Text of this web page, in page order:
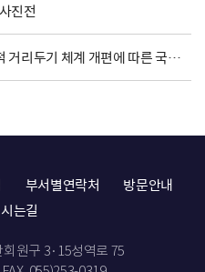
진전
2021.12.20 사회적 거리두기 체계 개편에 따른 국립묘지 운영기준
부서별연락처
방문안내
는길
원구 3·15성역로 75